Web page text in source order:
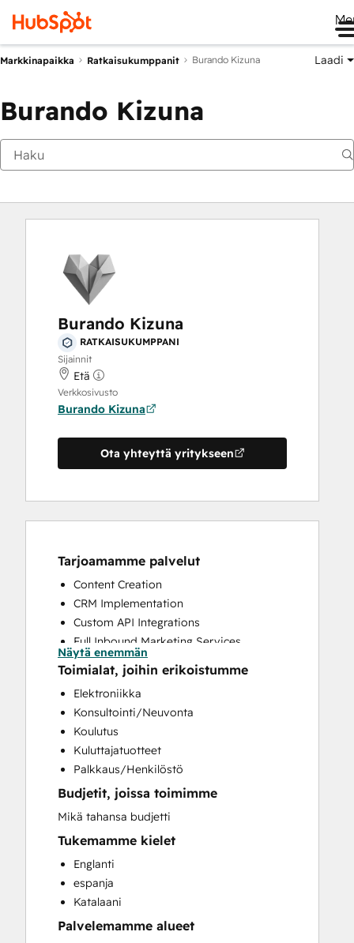
Markkinapaikka Ratkaisukumppanit Burando Kizuna Laadi
Burando Kizuna
Burando Kizuna
RATKAISUKUMPPANI
Sijainnit
Etä
Verkkosivusto
Burando Kizuna
Ota yhteyttä yritykseen
Tarjoamamme palvelut
Content Creation
CRM Implementation
Custom API Integrations
Full Inbound Marketing Services
Help Desk Implementation
Knowledge Base Development
Programmable Automation
Sales and Marketing Alignment
Sales Coaching and Training
Sales Enablement
Näytä enemmän
Toimialat, joihin erikoistumme
Elektroniikka
Konsultointi/Neuvonta
Koulutus
Kuluttajatuotteet
Palkkaus/Henkilöstö
Budjetit, joissa toimimme
Mikä tahansa budjetti
Tukemamme kielet
Englanti
espanja
Katalaani
Palvelemamme alueet